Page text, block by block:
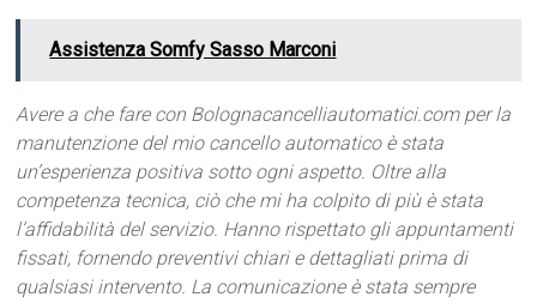
Assistenza Somfy Sasso Marconi
Avere a che fare con Bolognacancelliautomatici.com per la
manutenzione del mio cancello automatico è stata
un’esperienza positiva sotto ogni aspetto. Oltre alla
competenza tecnica, ciò che mi ha colpito di più è stata
l’affidabilità del servizio. Hanno rispettato gli appuntamenti
fissati, fornendo preventivi chiari e dettagliati prima di
qualsiasi intervento. La comunicazione è stata sempre